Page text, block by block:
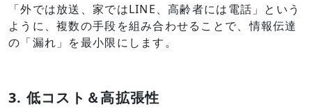
「外では放送、家ではLINE、高齢者には電話」という
ように、複数の手段を組み合わせることで、情報伝達
の「漏れ」を最小限にします。
3. 低コスト＆高拡張性